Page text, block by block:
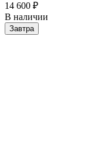
14 600 ₽
В наличии
Завтра